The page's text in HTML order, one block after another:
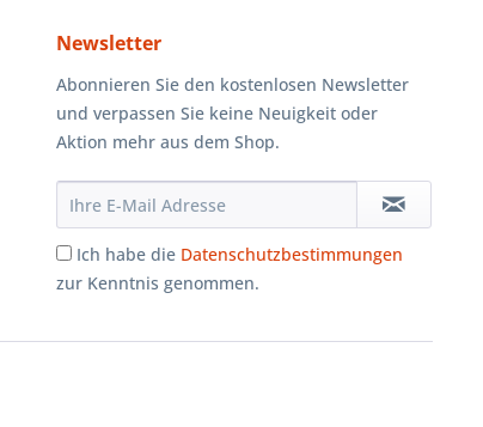
Newsletter
Abonnieren Sie den kostenlosen Newsletter
und verpassen Sie keine Neuigkeit oder
Aktion mehr aus dem Shop.
Ich habe die Datenschutzbestimmungen
zur Kenntnis genommen.